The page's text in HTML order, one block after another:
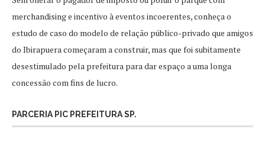
merchandising e incentivo à eventos incoerentes, conheça o
estudo de caso do modelo de relação público-privado que amigos
do Ibirapuera começaram a construir, mas que foi subitamente
desestimulado pela prefeitura para dar espaço a uma longa
concessão com fins de lucro.
PARCERIA PIC PREFEITURA SP.